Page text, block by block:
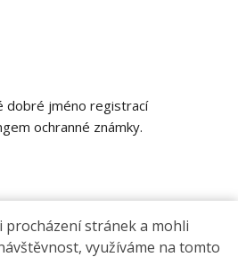
dobré jméno registrací
ochranné známky.
procházení stránek a mohli
využíváme na tomto